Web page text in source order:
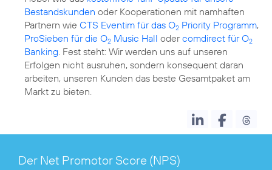
Bestandskunden oder Kooperationen mit namhaften
Partnern wie CTS Eventim für das O2 Priority Programm,
ProSieben für die O2 Music Hall odercomdirect für O2
Banking . Fest steht: Wir werden uns auf unseren
Erfolgen nicht ausruhen, sondern konsequent daran
arbeiten, unseren Kunden das beste Gesamtpaket am
Markt zu bieten.
Der Net Promotor Score (NPS)